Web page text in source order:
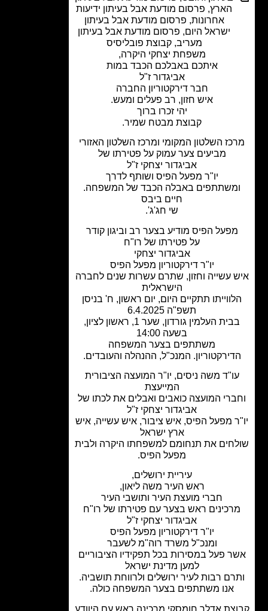
פרסום מודעת אבל בעיתון ידיעות
אחרונות,פרסום מודעת אבל בעיתון
ישראל היום,פרסום מודעת אבל בעיתון
קבוצת פובליסיס
משפחת יצחקי היקרה,
איתכם באבלכם הכבד במות
אביגדור ז"ל
חבר דירקטוריון החברה
איש חזון, רב פעלים ומעש.
יהי זכרו ברוך
קבוצת מבטח שמיר.
השלטון המקומי ומרכז השלטון האזורי
מביעים צער עמוק על פטירתו של
אביגדור יצחקי ז"ל
יו"ר מפעל הפיס ושותף לדרך
באבלה הכבד של המשפחה.
חיים ביבס
שי חג'ג'.
הפיס מודיע בצער רב וביגון קודר
על פטירתו שלרו"ח
אביגדור יצחקי
יו"ר דירקטוריון מפעל הפיס
עשייה וחזון, שתרם עשרות שנים לחברה
הישראלית
תתקיים היום, יום ראשון, ח' בניסן
בבית העלמין גורדון, שער 1, ראשון לציון,
משתתפים בצער המשפחה
המנכ"ל, ההנהלה והעובדים.
משה ניסים, יו"ר המועצה הציבורית
המייעצת
המועצהכואבים ואבלים את לכתו של
אביגדור יצחקי ז"ל
מפעל הפיס, איש ציבור, איש עשייה, איש
ארץ ישראל
את תנחומם למשפחתו היקרה ולבית
מפעל הפיס.
עיריית ירושלים,
ראש העיר משה ליאון,
חברי מועצת העיר ותושבי העיר
ראש בצער עם פטירתו של רו"ח
אביגדור יצחקי ז"ל
יו"ר דירקטוריון מפעל הפיס
ומנכ"ל משרד רוה"מ לשעבר
פעל במסירות בכל תפקידיו הציבוריים
למען מדינת ישראל
רבות לעיר ירושלים ולרווחת תושביה.
אנו משתתפים בצער המשפחה כולה.
אדלר חומסקי מרכינה ראש עם היוודע